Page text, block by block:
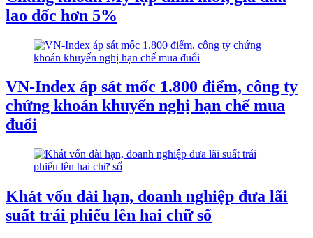
lao dốc hơn 5%
VN-Index áp sát mốc 1.800 điểm, công ty
chứng khoán khuyến nghị hạn chế mua
đuổi
Khát vốn dài hạn, doanh nghiệp đưa lãi
suất trái phiếu lên hai chữ số